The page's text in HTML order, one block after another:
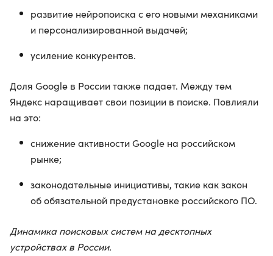
развитие нейропоиска с его новыми механиками
и персонализированной выдачей;
усиление конкурентов.
Доля Google в России также падает. Между тем
Яндекс наращивает свои позиции в поиске. Повлияли
на это:
снижение активности Google на российском
рынке;
законодательные инициативы, такие как закон
об обязательной предустановке российского ПО.
Динамика поисковых систем на десктопных
устройствах в России.